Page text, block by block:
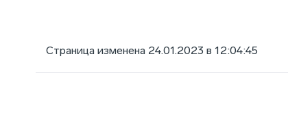
Страница изменена 24.01.2023 в 12:04:45